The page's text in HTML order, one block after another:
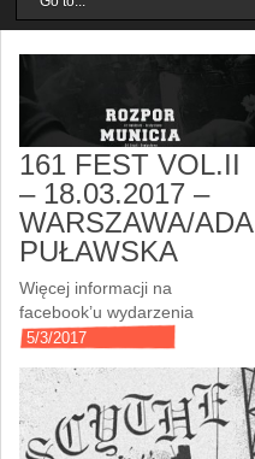
161 FEST VOL.II
– 18.03.2017 –
WARSZAWA/ADA
PUŁAWSKA
Więcej informacji na
facebook’u wydarzenia
5/3/2017